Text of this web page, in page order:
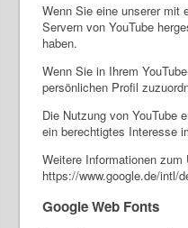
Wenn Sie eine unserer mit
Servern von YouTube
haben.
Wenn Sie in Ihrem
persönlichen Profil
Die Nutzung von YouTube
ein berechtigtes Interesse
Weitere Informationen
https://www.google.de/intl/
Google Web Fonts